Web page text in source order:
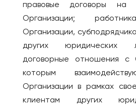
правовые договоры на
Организации;
Организации,
других юридических
договорные отношения с
которым
Организации в рамках
клиентам других